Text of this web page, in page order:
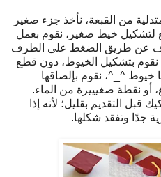
من القبعة، نأخذ جزء صغير
لتشكيل خيط صغير، نقوم بعمل
عن طريق الضغط على الطرف
بتشكيل الخيوط، دون قطع
خيوط ^_^، نقوم بإلصاقها
نقطة صغيييرة من الماء.
التقديم بقليل؛ لأنه إذا
جدًا وتفقد شكلها.